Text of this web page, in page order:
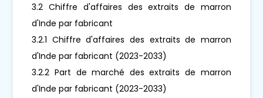
3.2 Chiffre d'affaires des extraits de marron
d'Inde par fabricant
3.2.1 Chiffre d'affaires des extraits de marron
d'Inde par fabricant (2023-2033)
3.2.2 Part de marché des extraits de marron
d'Inde par fabricant (2023-2033)